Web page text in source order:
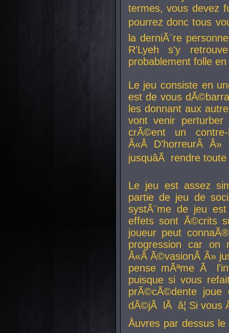
termes, vous devez
pourrez donc tous
la derniÃ¨re
R'Lyeh s'y
probablement folle
Le jeu consiste en
est de vous
les donnant aux
vont venir perturber
crÃ©ent un
Â«Â D'horreurÂ
jusquâÃ rendre
Le jeu est assez
partie de jeu de
systÃ¨me de jeu
effets sont Ã©crits
joueur peut
progression car
Â«Â Ã©vasionÂ Â»
pense mÃªme Ã
puisque si vous
prÃ©cÃ©dente
dÃ©jÃ lÃ â¦ Si vous
Åuvres par dessus